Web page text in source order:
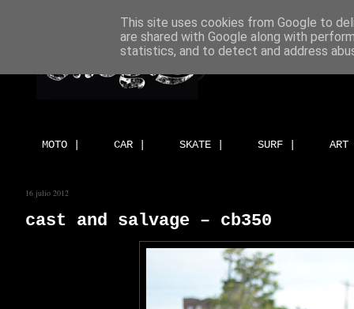
MOTO | CAR | SKATE | SURF |
16 julio 2012
cast and salvage – cb350
This site uses cookies from Google to
are shared with Google along with
statistics, and to detect and address